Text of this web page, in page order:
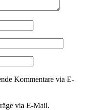
Kommentare via E-
via E-Mail.